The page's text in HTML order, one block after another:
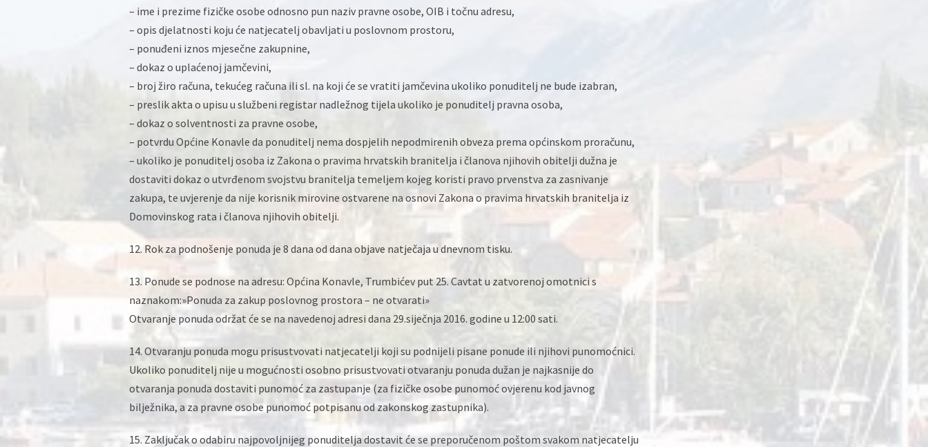
– ime i prezime fizičke osobe odnosno pun naziv pravne osobe, OIB i točnu adresu,
– opis djelatnosti koju će natjecatelj obavljati u poslovnom prostoru,
– ponuđeni iznos mjesečne zakupnine,
– dokaz o uplaćenoj jamčevini,
– broj žiro računa, tekućeg računa ili sl. na koji će se vratiti jamčevina ukoliko ponuditelj ne bude izabran,
– preslik akta o upisu u službeni registar nadležnog tijela ukoliko je ponuditelj pravna osoba,
– dokaz o solventnosti za pravne osobe,
– potvrdu Općine Konavle da ponuditelj nema dospjelih nepodmirenih obveza prema općinskom proračunu,
– ukoliko je ponuditelj osoba iz Zakona o pravima hrvatskih branitelja i članova njihovih obitelji dužna je
dostaviti dokaz o utvrđenom svojstvu branitelja temeljem kojeg koristi pravo prvenstva za zasnivanje
zakupa, te uvjerenje da nije korisnik mirovine ostvarene na osnovi Zakona o pravima hrvatskih branitelja iz
Domovinskog rata i članova njihovih obitelji.
12. Rok za podnošenje ponuda je 8 dana od dana objave natječaja u dnevnom tisku.
13. Ponude se podnose na adresu: Općina Konavle, Trumbićev put 25. Cavtat u zatvorenoj omotnici s
naznakom:»Ponuda za zakup poslovnog prostora – ne otvarati»
Otvaranje ponuda održat će se na navedenoj adresi dana 29.siječnja 2016. godine u 12:00 sati.
14. Otvaranju ponuda mogu prisustvovati natjecatelji koji su podnijeli pisane ponude ili njihovi punomoćnici.
Ukoliko ponuditelj nije u mogućnosti osobno prisustvovati otvaranju ponuda dužan je najkasnije do
otvaranja ponuda dostaviti punomoć za zastupanje (za fizičke osobe punomoć ovjerenu kod javnog
bilježnika, a za pravne osobe punomoć potpisanu od zakonskog zastupnika).
15. Zaključak o odabiru najpovoljnijeg ponuditelja dostavit će se preporučenom poštom svakom natjecatelju